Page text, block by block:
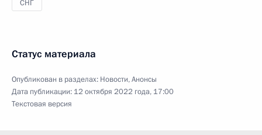
СНГ
Статус материала
Опубликован в разделах: Новости,Анонсы
Дата публикации: 12 октября 2022 года, 17:00
Текстовая версия